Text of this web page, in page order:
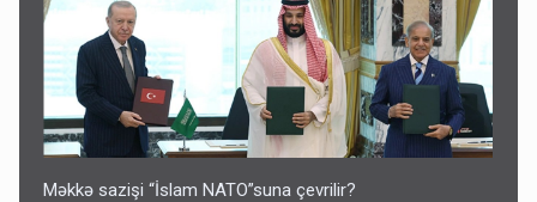
Məkkə sazişi “İslam NATO”suna çevrilir?